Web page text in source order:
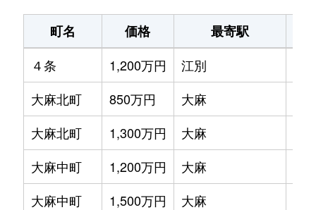
町名 価格 最寄駅
４条
1,200万円 江別
大麻北町
850万円 大麻
大麻北町
1,300万円 大麻
大麻中町
1,200万円 大麻
大麻中町
1,500万円 大麻